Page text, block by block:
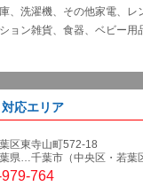
、洗濯機、その他家電、
ョン雑貨、食器、ベビー
応エリア
区東寺山町572-18
県…千葉市（中央区・若葉
764